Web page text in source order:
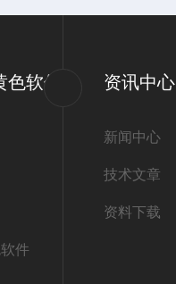
软件
件
资讯中心
新闻中心
技术文章
资料下载